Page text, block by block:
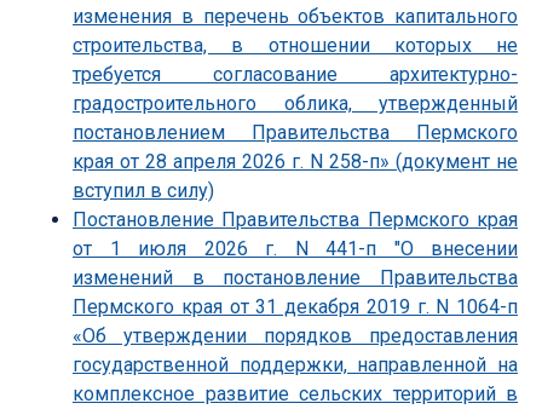
изменения в перечень объектов капитального
строительства, в отношении которых не
требуется согласование архитектурно-
градостроительного облика, утвержденный
постановлением Правительства Пермского
края от 28 апреля 2026 г. N 258-п» (документ не
вступил в силу)
Постановление Правительства Пермского края
от 1 июля 2026 г. N 441-п "О внесении
изменений в постановление Правительства
Пермского края от 31 декабря 2019 г. N 1064-п
«Об утверждении порядков предоставления
государственной поддержки, направленной на
комплексное развитие сельских территорий в